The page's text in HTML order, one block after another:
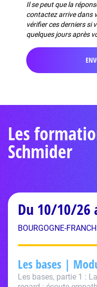
Il se peut que la
contactez arrive dans
vérifier ces derniers si
quelques jours après
Les
Schmider
Du 10/10/26
BOURGOGNE-
Les bases |
Les bases, partie 1 :